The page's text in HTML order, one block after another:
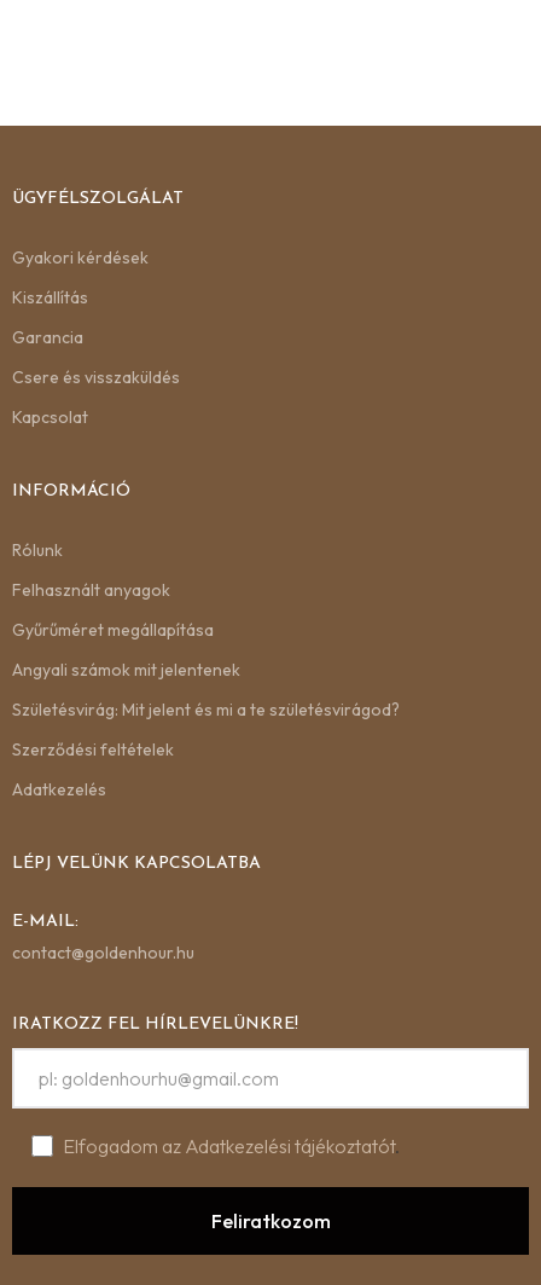
ÜGYFÉLSZOLGÁLAT
Gyakori kérdések
Kiszállítás
Garancia
Csere és visszaküldés
Kapcsolat
INFORMÁCIÓ
Rólunk
Felhasznált anyagok
Gyűrűméret megállapítása
Angyali számok mit jelentenek
Születésvirág: Mit jelent és mi a te születésvirágod?
Szerződési feltételek
Adatkezelés
LÉPJ VELÜNK KAPCSOLATBA
E-MAIL:
contact@goldenhour.hu
IRATKOZZ FEL HÍRLEVELÜNKRE!
Elfogadom az Adatkezelési tájékoztatót.